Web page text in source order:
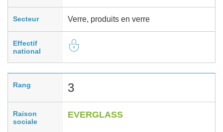
Secteur Verre, produits en verre
Effectif
national
Rang 3
Raison
sociale
EVERGLASS